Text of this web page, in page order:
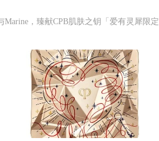
Marine，臻献CPB肌肤之钥「爱有灵犀限定